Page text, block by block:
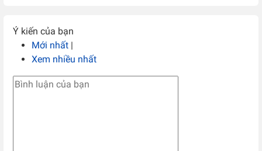
Ý kiến của bạn
Mới nhất |
Xem nhiều nhất